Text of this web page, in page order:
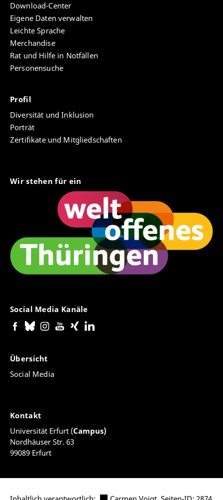
Download-Center
Eigene Daten verwalten
Leichte Sprache
Merchandise
Rat und Hilfe in Notfällen
Personensuche
Profil
Diversität und Inklusion
Porträt
Zertifikate und Mitgliedschaften
Wir stehen für ein
Social Media Kanäle
Übersicht
Social Media
Kontakt
Universität Erfurt (Campus)
Nordhäuser Str. 63
99089 Erfurt